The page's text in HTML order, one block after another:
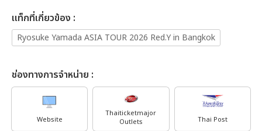
เเท็กที่เกี่ยวข้อง :
Ryosuke Yamada ASIA TOUR 2026 Red.Y in Bangkok
ช่องทางการจำหน่าย :
Website
Thaiticketmajor
Outlets
Thai Post